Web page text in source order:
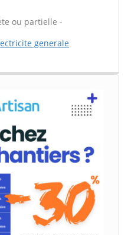
ou partielle -
generale